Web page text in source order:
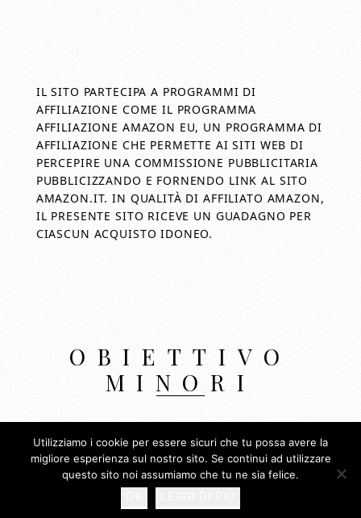
IL SITO PARTECIPA A PROGRAMMI DI
AFFILIAZIONE COME IL PROGRAMMA
AFFILIAZIONE AMAZON EU, UN PROGRAMMA DI
AFFILIAZIONE CHE PERMETTE AI SITI WEB DI
PERCEPIRE UNA COMMISSIONE PUBBLICITARIA
PUBBLICIZZANDO E FORNENDO LINK AL SITO
AMAZON.IT. IN QUALITÀ DI AFFILIATO AMAZON,
IL PRESENTE SITO RICEVE UN GUADAGNO PER
CIASCUN ACQUISTO IDONEO.
OBIETTIVO
MINORI
Alessandro Minori
Utilizziamo i cookie per essere sicuri che tu possa avere la
migliore esperienza sul nostro sito. Se continui ad utilizzare
questo sito noi assumiamo che tu ne sia felice.